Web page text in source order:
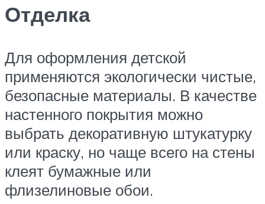
Отделка
Для оформления детской
применяются экологически чистые,
безопасные материалы. В качестве
настенного покрытия можно
выбрать декоративную штукатурку
или краску, но чаще всего на стены
клеят бумажные или
флизелиновые обои.